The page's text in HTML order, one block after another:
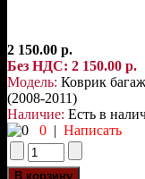
2 150.00 р.
Без НДС: 2 150.00 р.
Модель: Коврик
(2008-2011)
Наличие: Есть в
0 | Написать